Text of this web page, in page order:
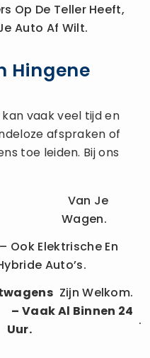
Op De Teller Heeft,
Auto Af Wilt.
Hingene
vaak veel tijd en
afspraken of
toe leiden. Bij ons
Van Je
Wagen.
– Ook Elektrische En
Auto’s.
Zijn Welkom.
– Vaak Al Binnen 24
Uur.
.